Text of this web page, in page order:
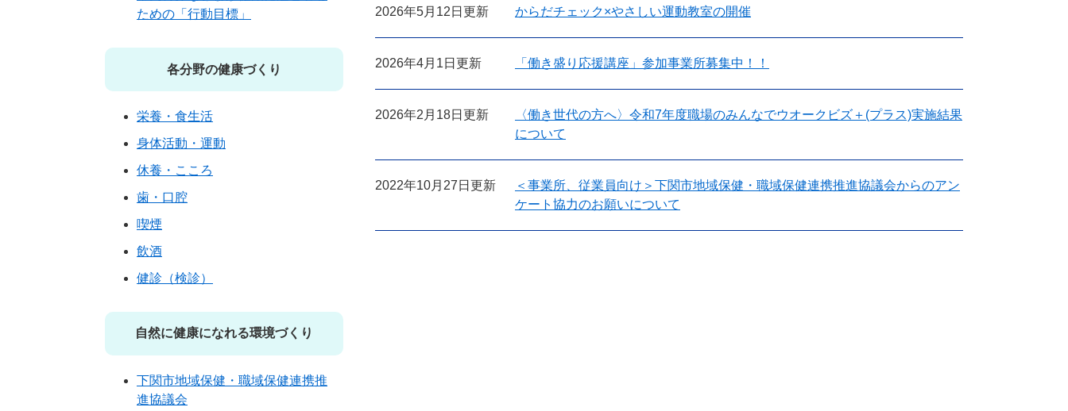
2026年5月12日更新 からだチェック×やさしい運動教室の開催
2026年4月1日更新 「働き盛り応援講座」参加事業所募集中！！
2026年2月18日更新
〈働き世代の方へ〉令和7年度職場のみんなでウオークビズ＋(プラス)実施結果
について
2022年10月27日更新
＜事業所、従業員向け＞下関市地域保健・職域保健連携推進協議会からのアン
ケート協力のお願いについて
ための「行動目標」
各分野の健康づくり
栄養・食生活
身体活動・運動
休養・こころ
歯・口腔
喫煙
飲酒
健診（検診）
自然に健康になれる環境づくり
下関市地域保健・職域保健連携推
進協議会